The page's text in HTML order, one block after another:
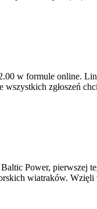
w formule online.
zgłoszeń
Power, pierwszej
wiatraków.